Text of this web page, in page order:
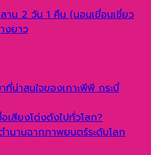
าน 2 วัน 1 คืน (นอนเขี่อนเชี่ยว
งยาว
ที่น่าสนใจของเกาะพีพี กระบี่
เสียงโด่งดังไปทั่วโลก?
ำนานฉากภาพยนตร์ระดับโลก